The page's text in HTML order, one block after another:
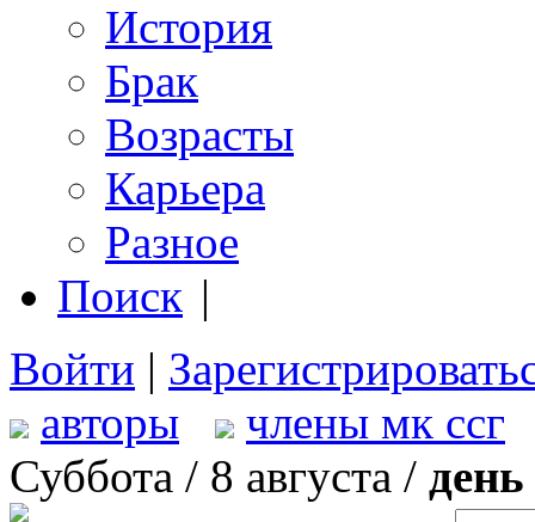
История
Брак
Возрасты
Карьера
Разное
Поиск |
Войти |
авторы
члены мк ссг
Суббота / 8 августа /